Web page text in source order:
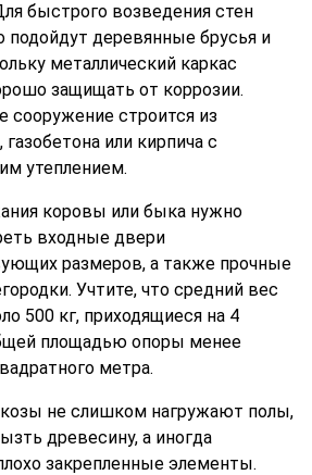
быстрого возведения стен
подойдут деревянные брусья и
металлический каркас
защищать от коррозии.
сооружение строится из
газобетона или кирпича с
утеплением.
коровы или быка нужно
входные двери
размеров, а также прочные
Учтите, что средний вес
500 кг, приходящиеся на 4
площадью опоры менее
метра.
не слишком нагружают полы,
древесину, а иногда
закрепленные элементы.